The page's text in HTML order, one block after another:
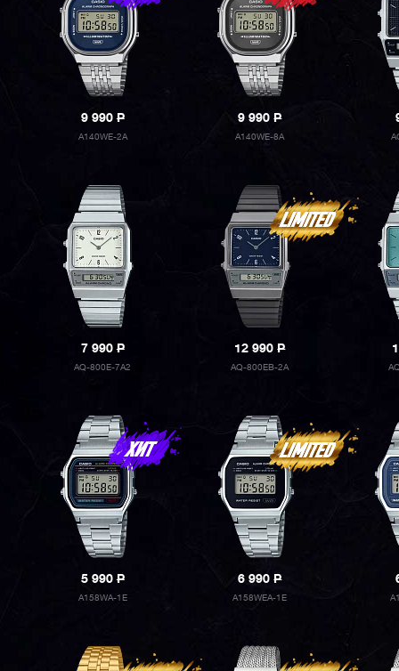
9 990P
A140WE-2A
9 990P
A140WE-8A
7 990P
AQ-800E-7A2
12 990P
AQ-800EB-2A
5 990P
A158WA-1E
6 990P
A158WEA-1E